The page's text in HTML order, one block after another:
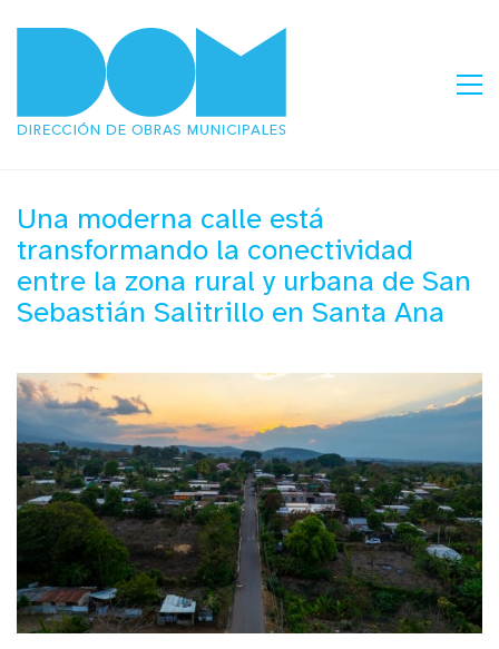
Una moderna calle está
transformando la conectividad
entre la zona rural y urbana de San
Sebastián Salitrillo en Santa Ana